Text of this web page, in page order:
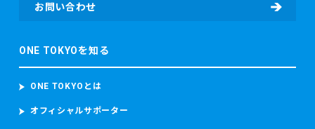
・東京マラソン等にご参加いただく場合
検査の結果を取得することがあります。 東京マラソン等に参
加する場合、上記のデータのほか、顔写真、カメラ映像、本
加者本人であることを確認するため参加者の顔写真を撮影
お問い合わせ
ONE TOKYOを知る
ONE TOKYOとは
オフィシャルサポーター